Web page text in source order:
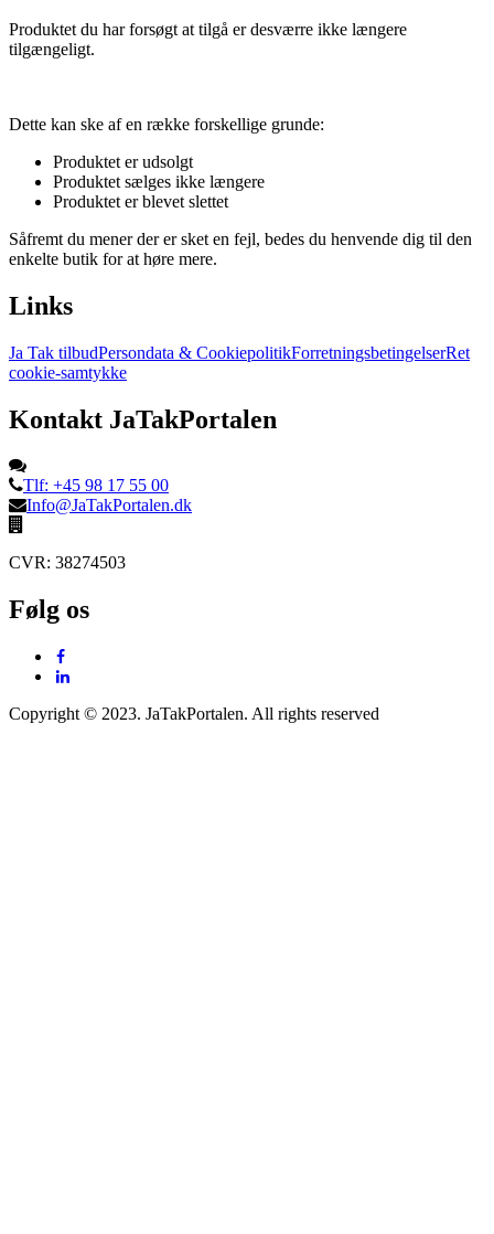
Produktet du har forsøgt at tilgå er desværre ikke længere
tilgængeligt.
Dette kan ske af en række forskellige grunde:
Produktet er udsolgt
Produktet sælges ikke længere
Produktet er blevet slettet
Såfremt du mener der er sket en fejl, bedes du henvende dig til den
enkelte butik for at høre mere.
Links
Ja Tak tilbudPersondata & CookiepolitikForretningsbetingelserRet
cookie-samtykke
Kontakt JaTakPortalen
Tlf: +45 98 17 55 00
Info@JaTakPortalen.dk
CVR: 38274503
Følg os
Copyright © 2023. JaTakPortalen. All rights reserved